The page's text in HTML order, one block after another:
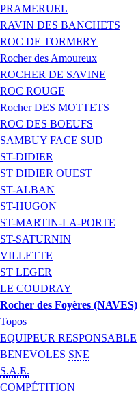
PRAMERUEL
RAVIN DES BANCHETS
ROC DE TORMERY
Rocher des Amoureux
ROCHER DE SAVINE
ROC ROUGE
Rocher DES MOTTETS
ROC DES BOEUFS
SAMBUY FACE SUD
ST-DIDIER
ST DIDIER OUEST
ST-ALBAN
ST-HUGON
ST-MARTIN-LA-PORTE
ST-SATURNIN
VILLETTE
ST LEGER
LE COUDRAY
Rocher des Foyères (NAVES)
Topos
EQUIPEUR RESPONSABLE
BENEVOLES SNE
S.A.E.
COMPÉTITION